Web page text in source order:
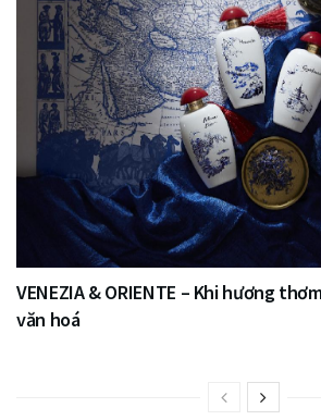
VENEZIA & ORIENTE – Khi hương
văn hoá